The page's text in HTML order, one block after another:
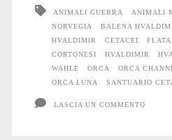
Hvaldimir
ANIMALI GUERRA ANIMALI
NORVEGIA
BALENA
HVALDIMIR
CETACEI
CORTONESI
HVALDIMIR
WAHLE
ORCA ORCA
ORCA LUNA
SANTUARIO
LASCIA UN COMMENTO